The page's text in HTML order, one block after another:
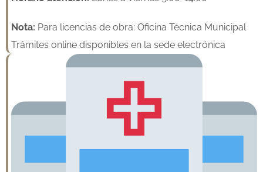
Nota: Para licencias de obra: Oficina Técnica Municipal
Trámites online disponibles en la sede electrónica